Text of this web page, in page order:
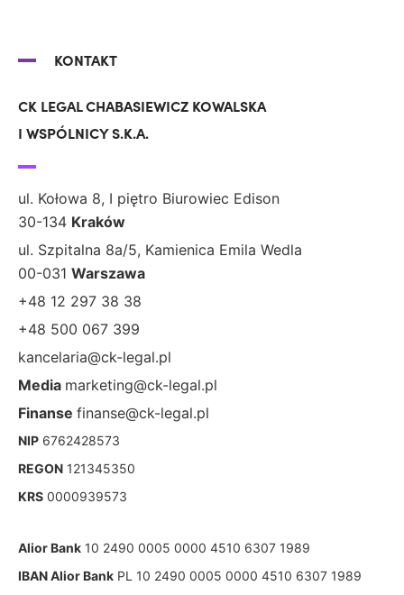
KONTAKT
CK LEGAL CHABASIEWICZ KOWALSKA
I WSPÓLNICY S.K.A.
ul. Kołowa 8, I piętro Biurowiec Edison
30-134 Kraków
ul. Szpitalna 8a/5, Kamienica Emila Wedla
00-031 Warszawa
+48 12 297 38 38
+48 500 067 399
kancelaria@ck-legal.pl
Media marketing@ck-legal.pl
Finanse finanse@ck-legal.pl
NIP 6762428573
REGON 121345350
KRS 0000939573
Alior Bank 10 2490 0005 0000 4510 6307 1989
IBAN Alior Bank PL 10 2490 0005 0000 4510 6307 1989